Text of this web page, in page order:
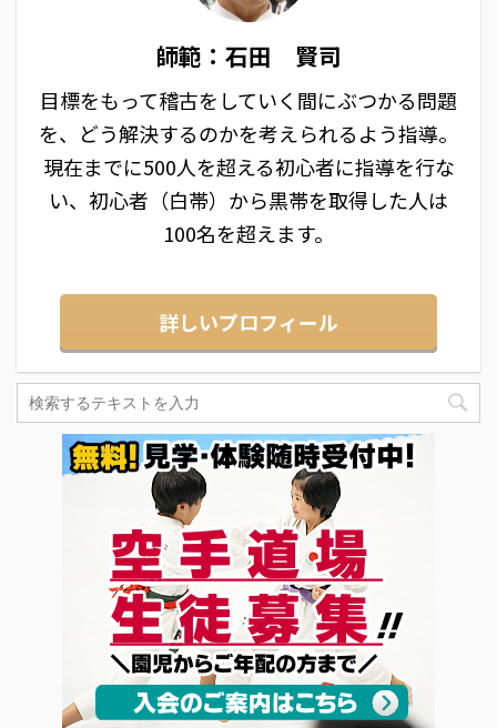
師範：石田 賢司
目標をもって稽古をしていく間にぶつかる問題
を、どう解決するのかを考えられるよう指導。
現在までに500人を超える初心者に指導を行な
い、初心者（白帯）から黒帯を取得した人は
100名を超えます。
詳しいプロフィール